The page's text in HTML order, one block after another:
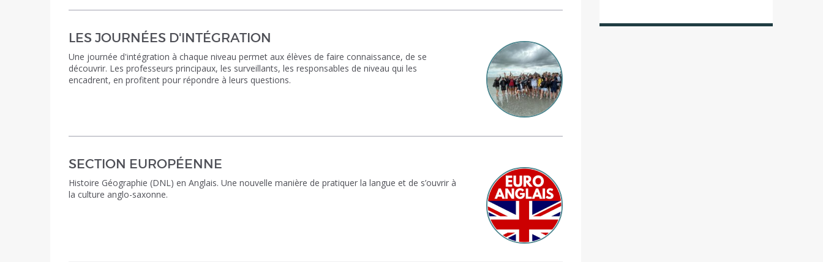
LES JOURNÉES D'INTÉGRATION
Une journée d'intégration à chaque niveau permet aux élèves de faire connaissance, de se
découvrir. Les professeurs principaux, les surveillants, les responsables de niveau qui les
encadrent, en profitent pour répondre à leurs questions.
SECTION EUROPÉENNE
Histoire Géographie (DNL) en Anglais. Une nouvelle manière de pratiquer la langue et de s’ouvrir à
la culture anglo-saxonne.